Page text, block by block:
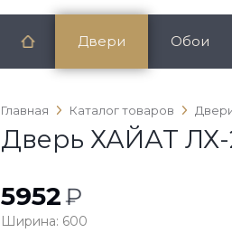
Двери Обои
Главная Каталог товаров
Дверь ХАЙАТ
5952₽
Ширина: 600